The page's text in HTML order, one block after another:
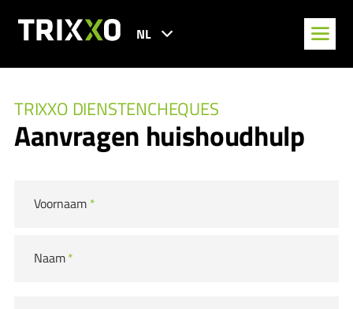
NL
TRIXXO DIENSTENCHEQUES
Aanvragen huishoudhulp
Voornaam *
Naam*